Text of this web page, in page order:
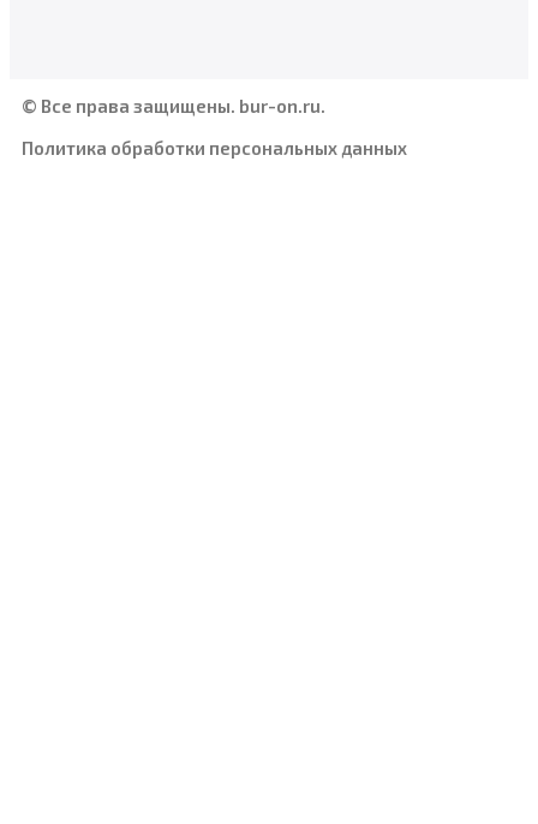
© Все права защищены. bur-on.ru.
Политика обработки персональных данных